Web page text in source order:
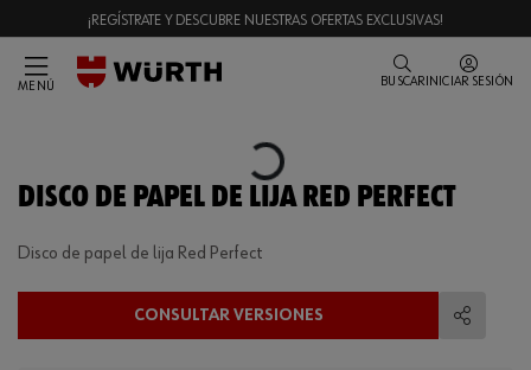
¡REGÍSTRATE Y DESCUBRE NUESTRAS OFERTAS EXCLUSIVAS!
MENÚ BUSCAR INICIAR SESIÓN
Loading...
DISCO DE PAPEL DE LIJA RED PERFECT
Disco de papel de lija Red Perfect
CONSULTAR VERSIONES